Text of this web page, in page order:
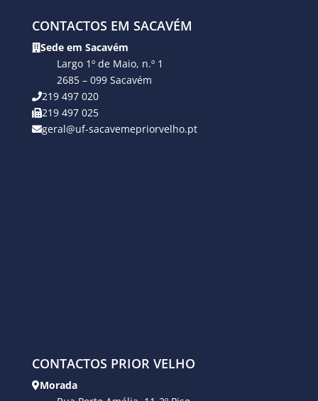
CONTACTOS EM SACAVÉM
Sede em Sacavém
Largo 1º de Maio, n.º 1
2685 – 099 Sacavém
219 497 020
219 497 025
geral@uf-sacavemepriorvelho.pt
CONTACTOS PRIOR VELHO
Morada